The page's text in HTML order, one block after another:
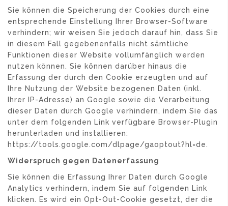
Sie können die Speicherung der Cookies durch eine
entsprechende Einstellung Ihrer Browser-Software
verhindern; wir weisen Sie jedoch darauf hin, dass Sie
in diesem Fall gegebenenfalls nicht sämtliche
Funktionen dieser Website vollumfänglich werden
nutzen können. Sie können darüber hinaus die
Erfassung der durch den Cookie erzeugten und auf
Ihre Nutzung der Website bezogenen Daten (inkl.
Ihrer IP-Adresse) an Google sowie die Verarbeitung
dieser Daten durch Google verhindern, indem Sie das
unter dem folgenden Link verfügbare Browser-Plugin
herunterladen und installieren:
https://tools.google.com/dlpage/gaoptout?hl=de.
Widerspruch gegen Datenerfassung
Sie können die Erfassung Ihrer Daten durch Google
Analytics verhindern, indem Sie auf folgenden Link
klicken. Es wird ein Opt-Out-Cookie gesetzt, der die